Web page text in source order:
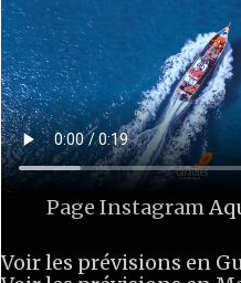
Page Instagram
Voir les prévisions en